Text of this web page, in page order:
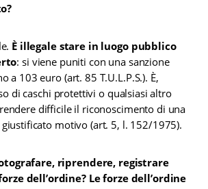
È illegale stare in luogo pubblico
: si viene puniti con una sanzione
a 103 euro (art. 85 T.U.L.P.S.). È,
di caschi protettivi o qualsiasi altro
difficile il riconoscimento di una
giustificato motivo (art. 5, l. 152/1975).
riprendere, registrare
dell’ordine? Le forze dell’ordine